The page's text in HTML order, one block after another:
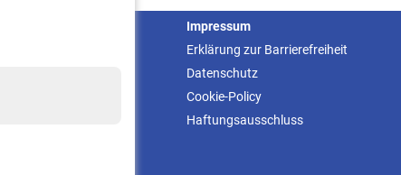
Impressum
Erklärung zur Barrierefreiheit
Datenschutz
Cookie-Policy
Haftungsausschluss